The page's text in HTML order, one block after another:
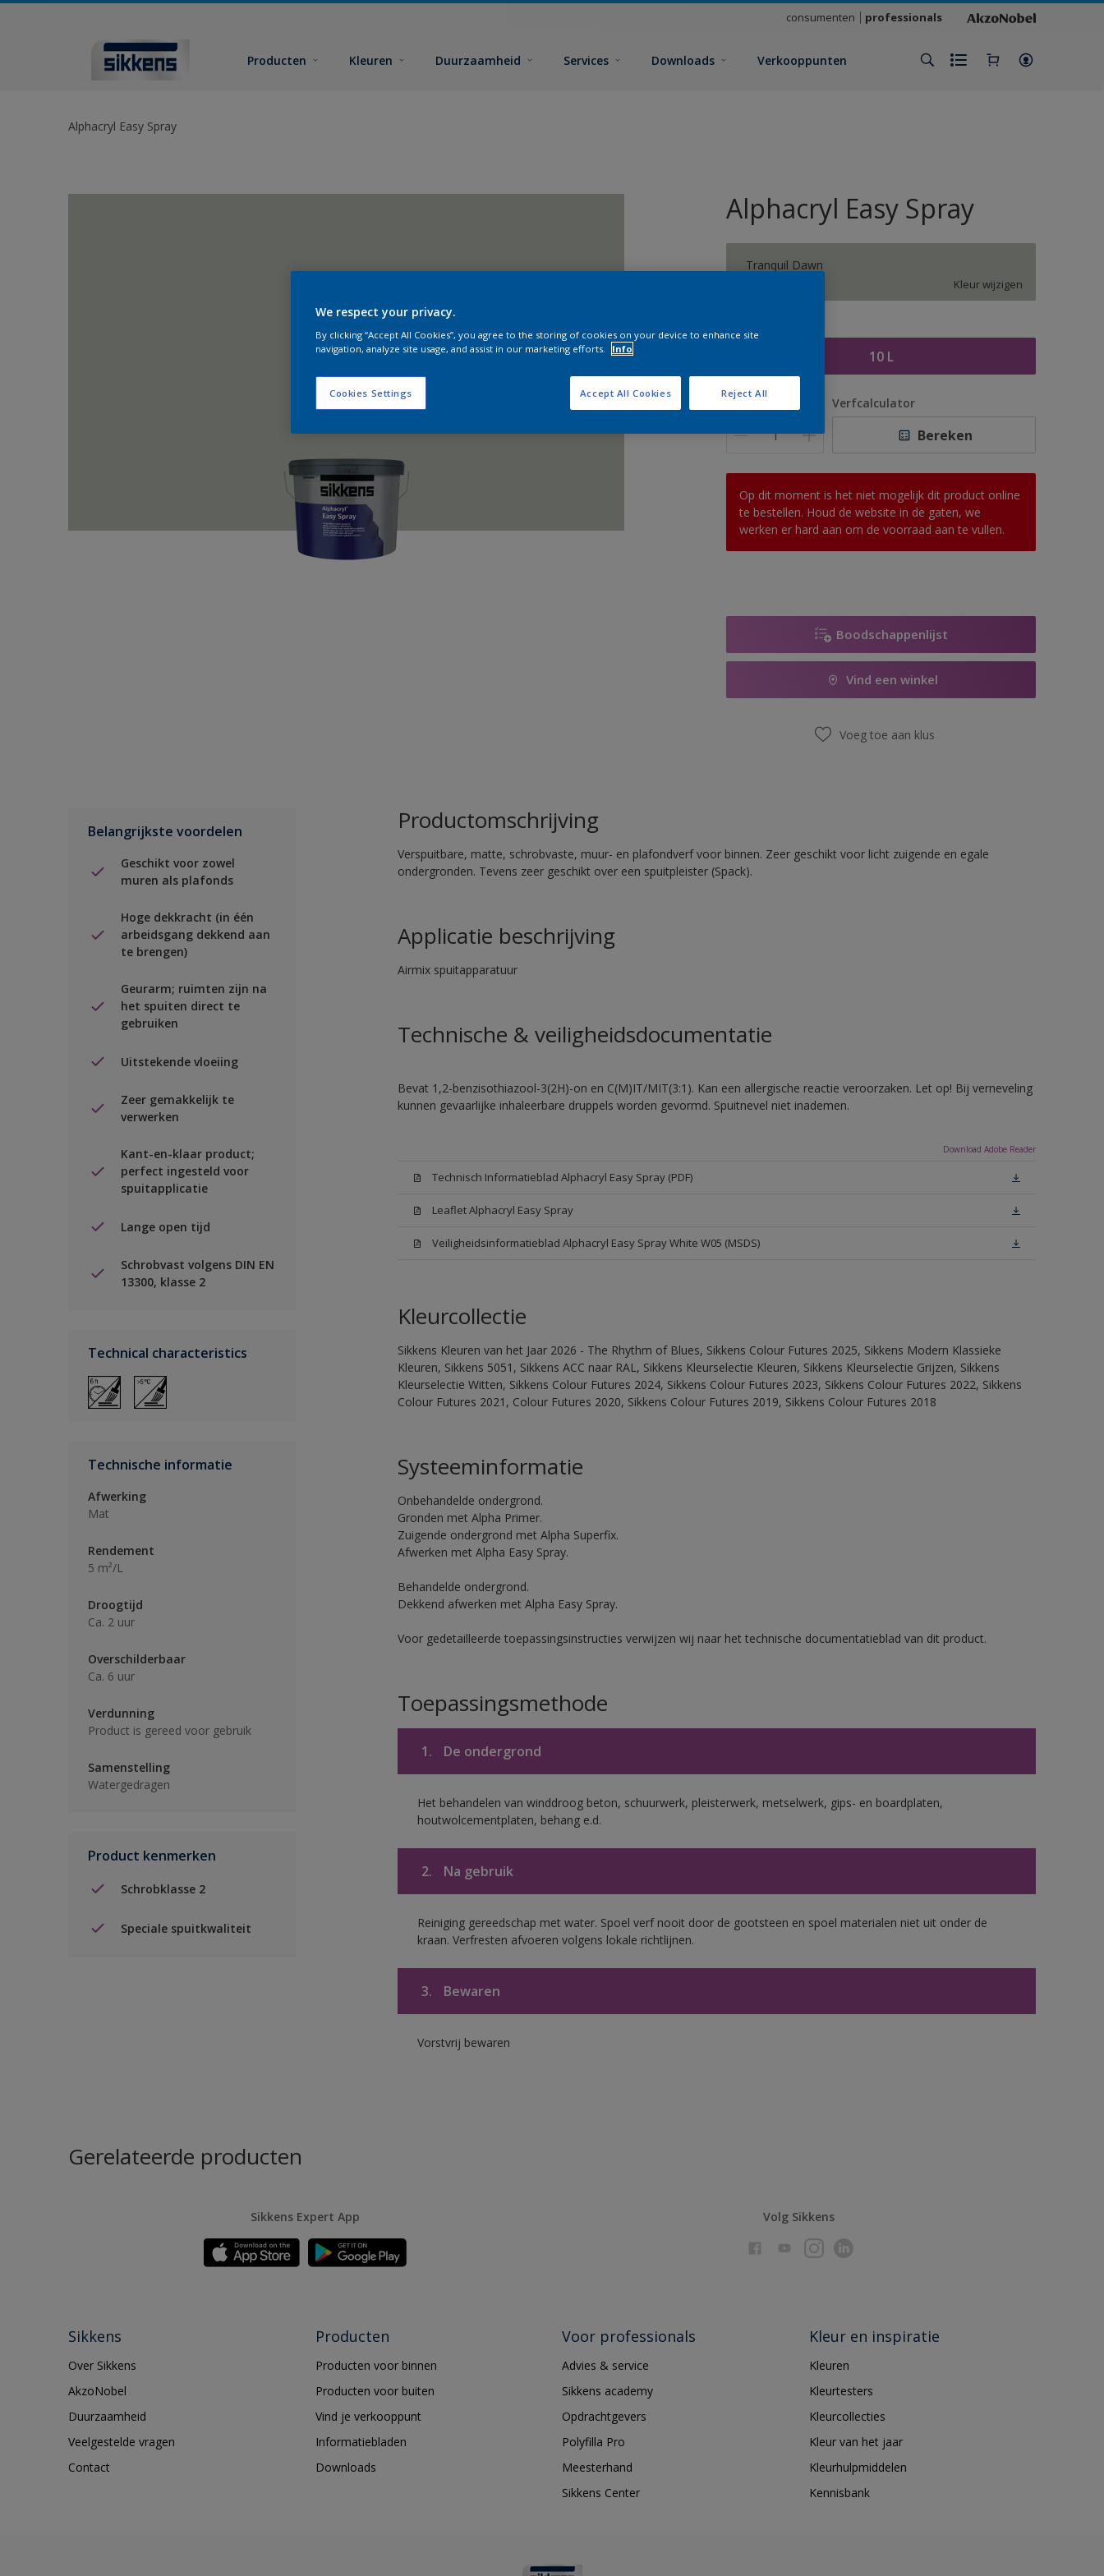
consumenten professionals
Producten Kleuren Duurzaamheid Services Downloads Verkooppunten
Alphacryl Easy Spray
Alphacryl Easy Spray
Tranquil Dawn
Kleur wijzigen
Grootte
10 L
Aantal Verfcalculator
Bereken
Op dit moment is het niet mogelijk dit product online
te bestellen. Houd de website in de gaten, we
werken er hard aan om de voorraad aan te vullen.
Boodschappenlijst
Vind een winkel
Voeg toe aan klus
Belangrijkste voordelen
Geschikt voor zowel
muren als plafonds
Hoge dekkracht (in één
arbeidsgang dekkend aan
te brengen)
Geurarm; ruimten zijn na
het spuiten direct te
gebruiken
Uitstekende vloeiing
Zeer gemakkelijk te
verwerken
Kant-en-klaar product;
perfect ingesteld voor
spuitapplicatie
Lange open tijd
Schrobvast volgens DIN EN
13300, klasse 2
Technical characteristics
Technische informatie
Afwerking
Mat
Rendement
5 m²/L
Droogtijd
Ca. 2 uur
Overschilderbaar
Ca. 6 uur
Verdunning
Product is gereed voor gebruik
Samenstelling
Watergedragen
Product kenmerken
Schrobklasse 2
Speciale spuitkwaliteit
Productomschrijving
Verspuitbare, matte, schrobvaste, muur- en plafondverf voor binnen. Zeer geschikt voor licht zuigende en egale
ondergronden. Tevens zeer geschikt over een spuitpleister (Spack).
Applicatie beschrijving
Airmix spuitapparatuur
Technische & veiligheidsdocumentatie
Bevat 1,2-benzisothiazool-3(2H)-on en C(M)IT/MIT(3:1). Kan een allergische reactie veroorzaken. Let op! Bij verneveling
kunnen gevaarlijke inhaleerbare druppels worden gevormd. Spuitnevel niet inademen.
Download Adobe Reader
Technisch Informatieblad Alphacryl Easy Spray (PDF)
Leaflet Alphacryl Easy Spray
Veiligheidsinformatieblad Alphacryl Easy Spray White W05 (MSDS)
Kleurcollectie
Sikkens Kleuren van het Jaar 2026 - The Rhythm of Blues, Sikkens Colour Futures 2025, Sikkens Modern Klassieke
Kleuren, Sikkens 5051, Sikkens ACC naar RAL, Sikkens Kleurselectie Kleuren, Sikkens Kleurselectie Grijzen, Sikkens
Kleurselectie Witten, Sikkens Colour Futures 2024, Sikkens Colour Futures 2023, Sikkens Colour Futures 2022, Sikkens
Colour Futures 2021, Colour Futures 2020, Sikkens Colour Futures 2019, Sikkens Colour Futures 2018
Systeeminformatie
Onbehandelde ondergrond.
Gronden met Alpha Primer.
Zuigende ondergrond met Alpha Superfix.
Afwerken met Alpha Easy Spray.
Behandelde ondergrond.
Dekkend afwerken met Alpha Easy Spray.
Voor gedetailleerde toepassingsinstructies verwijzen wij naar het technische documentatieblad van dit product.
Toepassingsmethode
1. De ondergrond
Het behandelen van winddroog beton, schuurwerk, pleisterwerk, metselwerk, gips- en boardplaten,
houtwolcementplaten, behang e.d.
2. Na gebruik
Reiniging gereedschap met water. Spoel verf nooit door de gootsteen en spoel materialen niet uit onder de
kraan. Verfresten afvoeren volgens lokale richtlijnen.
3. Bewaren
Vorstvrij bewaren
Gerelateerde producten
Sikkens Expert App Volg Sikkens
Sikkens
Over Sikkens
AkzoNobel
Duurzaamheid
Veelgestelde vragen
Contact
Producten
Producten voor binnen
Producten voor buiten
Vind je verkooppunt
Informatiebladen
Downloads
Voor professionals
Advies & service
Sikkens academy
Opdrachtgevers
Polyfilla Pro
Meesterhand
Sikkens Center
Kleur en inspiratie
Kleuren
Kleurtesters
Kleurcollecties
Kleur van het jaar
Kleurhulpmiddelen
Kennisbank
We respect your privacy.
By clicking “Accept All Cookies”, you agree to the storing of cookies on your device to enhance site
navigation, analyze site usage, and assist in our marketing efforts.
Info
Cookies Settings Reject All
Accept All Cookies